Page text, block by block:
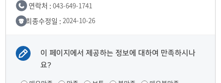
연락처 : 043-649-1741
최종수정일 : 2024-10-26
이 페이지에서 제공하는 정보에 대하여 만족하시나
요?